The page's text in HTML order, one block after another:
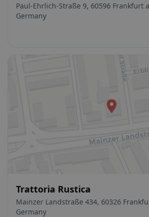
Paul-Ehrlich-Straße 9, 60596 Frankfurt
Germany
Trattoria Rustica
Mainzer Landstraße 434, 60326
Germany